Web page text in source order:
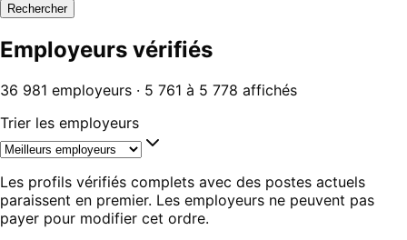
Rechercher
Employeurs vérifiés
36 981 employeurs · 5 761 à 5 778 affichés
Trier les employeurs
Les profils vérifiés complets avec des postes actuels
paraissent en premier. Les employeurs ne peuvent pas
payer pour modifier cet ordre.